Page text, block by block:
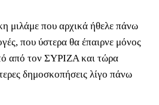
μιλάμε που αρχικά ήθελε πάνω
που ύστερα θα έπαιρνε μόνος
από τον ΣΥΡΙΖΑ και τώρα
δημοσκοπήσεις λίγο πάνω